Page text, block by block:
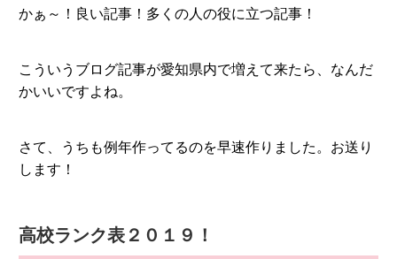
かぁ～！良い記事！多くの人の役に立つ記事！
こういうブログ記事が愛知県内で増えて来たら、なんだ
かいいですよね。
さて、うちも例年作ってるのを早速作りました。お送り
します！
高校ランク表２０１９！